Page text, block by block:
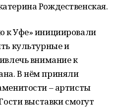
Рождественская.
к Уфе» инициировали
культурные и
внимание к
В нём приняли
– артисты
выставки смогут